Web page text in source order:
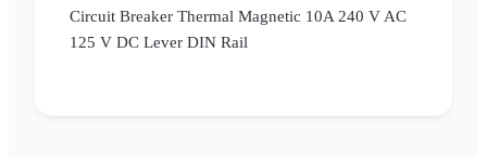
Circuit Breaker Thermal Magnetic 10A 240 V AC
125 V DC Lever DIN Rail